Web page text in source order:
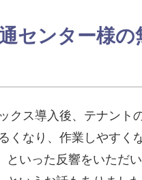
センター様
クス導入後、テナント
くなり、作業しやす
といった反響をいただ